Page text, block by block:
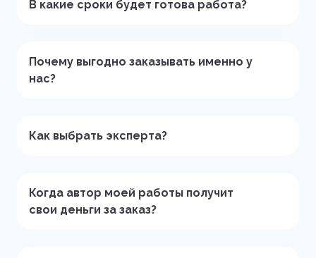
В какие сроки будет готова работа?
Почему выгодно заказывать именно у
нас?
Как выбрать эксперта?
Когда автор моей работы получит
свои деньги за заказ?